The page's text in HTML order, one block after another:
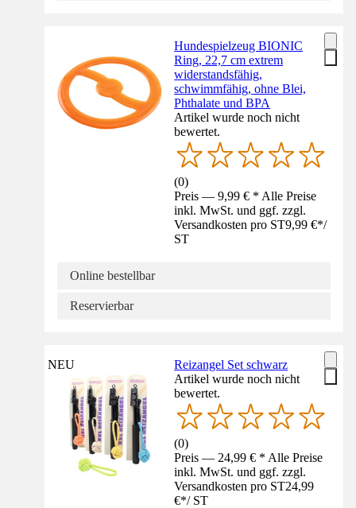
Hundespielzeug BIONIC
Ring, 22,7 cm extrem
widerstandsfähig,
schwimmfähig, ohne Blei,
Phthalate und BPA
Artikel wurde noch nicht
bewertet.
(0)
Preis — 9,99 € * Alle Preise
inkl. MwSt. und ggf. zzgl.
Versandkosten pro ST9,99 €*/
ST
Online bestellbar
Reservierbar
NEU
Reizangel Set schwarz
Artikel wurde noch nicht
bewertet.
(0)
Preis — 24,99 € * Alle Preise
inkl. MwSt. und ggf. zzgl.
Versandkosten pro ST24,99
€*/ ST